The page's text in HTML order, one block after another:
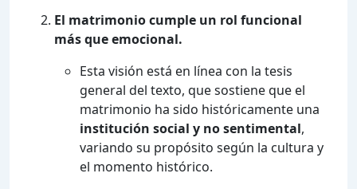
El matrimonio cumple un rol funcional
más que emocional.
Esta visión está en línea con la tesis
general del texto, que sostiene que el
matrimonio ha sido históricamente una
institución social y no sentimental,
variando su propósito según la cultura y
el momento histórico.